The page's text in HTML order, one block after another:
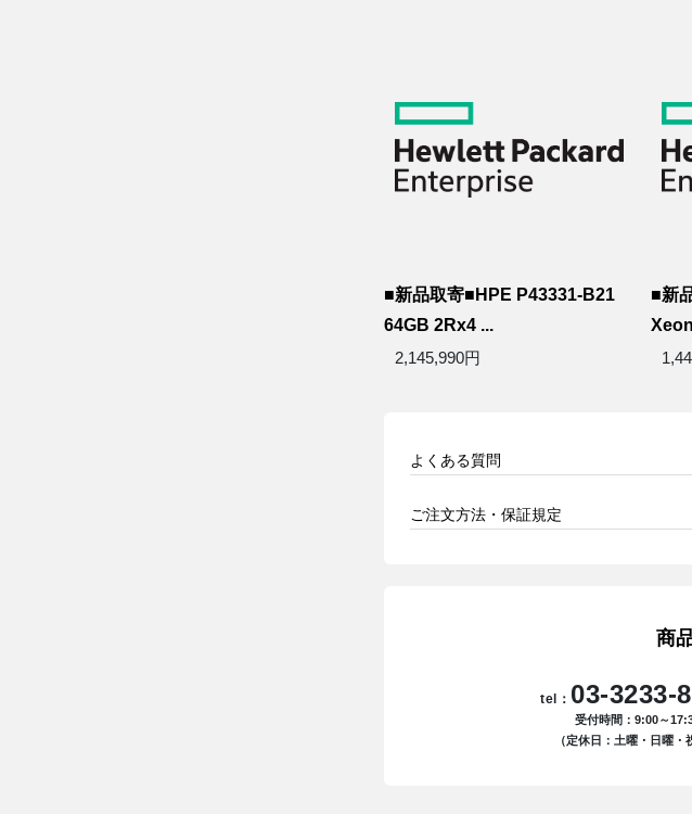
■新品取寄■HPE P43331-B21
64GB 2Rx4 ...
2,145,990円
■新
よくある質問
ご注文方法・保証規定
商
tel： 03-3233-
受付時間：9:00～
（定休日：土曜・日曜・